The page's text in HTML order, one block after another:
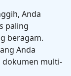
Anda
paling
beragam.
Anda
multi-